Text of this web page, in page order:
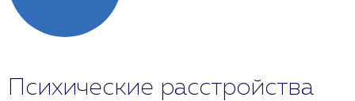
Психические расстройства